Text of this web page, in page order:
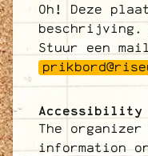
Oh! Deze
beschrijving.
Stuur een
Accessibility
The
information